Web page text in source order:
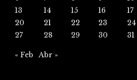
13
14 15 16 17
20
21 22 23 24
27
28 29 30 31
« Feb Abr »